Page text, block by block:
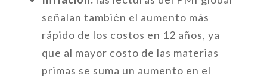
señalan también el aumento más
rápido de los costos en 12 años, ya
que al mayor costo de las materias
primas se suma un aumento en el